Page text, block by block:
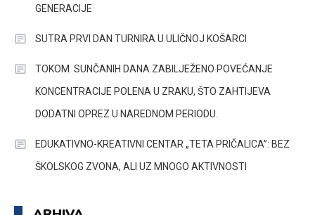
GENERACIJE
SUTRA PRVI DAN TURNIRA U ULIČNOJ KOŠARCI
TOKOM SUNČANIH DANA ZABILJEŽENO POVEĆANJE
KONCENTRACIJE POLENA U ZRAKU, ŠTO ZAHTIJEVA
DODATNI OPREZ U NAREDNOM PERIODU.
EDUKATIVNO-KREATIVNI CENTAR „TETA PRIČALICA”: BEZ
ŠKOLSKOG ZVONA, ALI UZ MNOGO AKTIVNOSTI